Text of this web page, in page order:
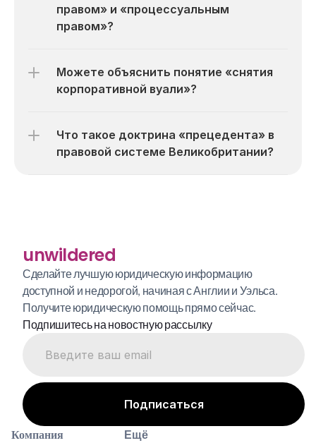
правом» и «процессуальным
правом»?
Можете объяснить понятие «снятия
корпоративной вуали»?
Что такое доктрина «прецедента» в
правовой системе Великобритании?
unwildered
Сделайте лучшую юридическую информацию
доступной и недорогой, начиная с Англии и Уэльса.
Получите юридическую помощь прямо сейчас.
Подпишитесь на новостную рассылку
Компания
Ещё